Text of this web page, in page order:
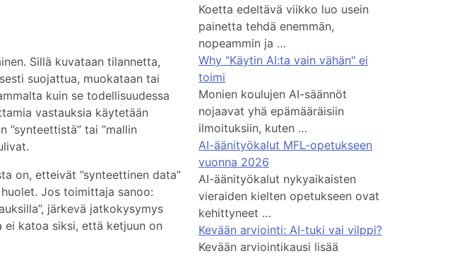
Sillä kuvataan tilannetta,
suojattua, muokataan tai
kuin se todellisuudessa
vastauksia käytetään
tai ”mallin
on, etteivät ”synteettinen data”
Jos toimittaja sanoo:
järkevä jatkokysymys
ei katoa siksi, että ketjuun on
Koetta edeltävä viikko luo usein
painetta tehdä enemmän,
nopeammin ja …
Why "Käytin AI:ta vain vähän" ei
toimi
Monien koulujen AI-säännöt
nojaavat yhä epämääräisiin
ilmoituksiin, kuten …
AI-äänityökalut MFL-opetukseen
vuonna 2026
AI-äänityökalut nykyaikaisten
vieraiden kielten opetukseen ovat
kehittyneet …
Kevään arviointi: AI-tuki vai vilppi?
Kevään arviointikausi lisää